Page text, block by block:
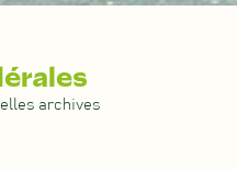
archives